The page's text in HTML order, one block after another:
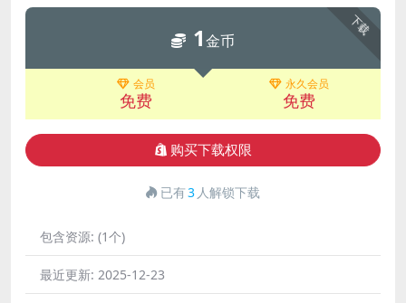
下载
1金币
会员
免费
永久会员
免费
购买下载权限
已有3 人解锁下载
包含资源: (1个)
最近更新: 2025-12-23